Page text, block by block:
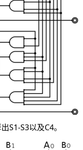
S1-S3以及C4。